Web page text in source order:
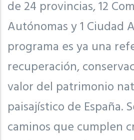
de 24 provincias, 12
Autónomas y 1 Ciudad
programa es ya una
recuperación,
valor del patrimonio
paisajístico de España.
caminos que cumplen